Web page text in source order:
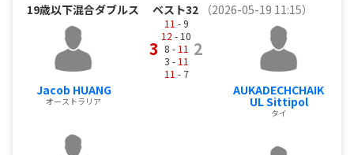
19歳以下混合ダブルス ベスト32 （2026-05-19 11:15）
Jacob HUANG
オーストラリア
3
11 - 9
12 - 10
8 - 11
3 - 11
11 - 7
2
AUKADECHCHAIK
UL Sittipol
タイ